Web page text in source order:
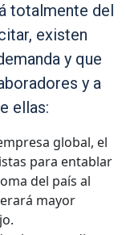
totalmente del
existen
y que
y a
ellas:
global, el
para entablar
del país al
mayor